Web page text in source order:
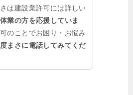
さは建設業許可には詳しい
業の方を応援していま
のことでお困り・お悩み
まさに電話してみてくだ